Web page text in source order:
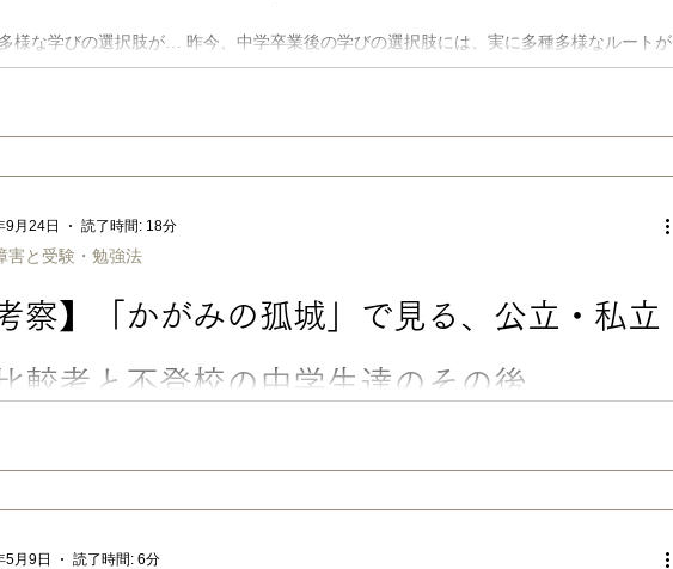
様な学びの選択肢が… 昨今、中学卒業後の学びの選択肢には、実に多種多様なルートが
の有無に関わらず、柔軟に主体的に「普通の高校」以外の選択をする子も意外といるの
考察】「かがみの孤城」で見る、公立・私立
較考と不登校の中学生達のその後
高生にオススメの映画7選 」でも紹介した、 辻村深月さんのベストセラー小説が原作の
害と受験・勉強法
9月24日 読了時間: 18分
5月9日 読了時間: 6分